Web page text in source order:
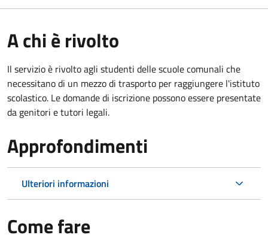
A chi è rivolto
Il servizio è rivolto agli studenti delle scuole comunali che
necessitano di un mezzo di trasporto per raggiungere l'istituto
scolastico. Le domande di iscrizione possono essere presentate
da genitori e tutori legali.
Approfondimenti
Ulteriori informazioni
Come fare